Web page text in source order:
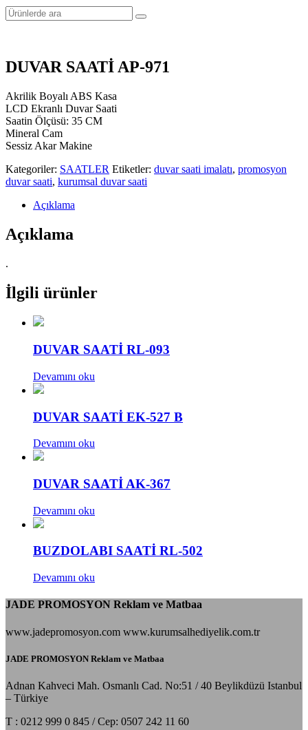
DUVAR SAATİ AP-971
Akrilik Boyalı ABS Kasa
LCD Ekranlı Duvar Saati
Saatin Ölçüsü: 35 CM
Mineral Cam
Sessiz Akar Makine
Kategoriler: SAATLER Etiketler: duvar saati imalatı, promosyon
duvar saati, kurumsal duvar saati
Açıklama
Açıklama
.
İlgili ürünler
DUVAR SAATİ RL-093
Devamını oku
DUVAR SAATİ EK-527 B
Devamını oku
DUVAR SAATİ AK-367
Devamını oku
BUZDOLABI SAATİ RL-502
Devamını oku
JADE PROMOSYON Reklam ve Matbaa
www.jadepromosyon.com www.kurumsalhediyelik.com.tr
JADE PROMOSYON Reklam ve Matbaa
Adnan Kahveci Mah. Osmanlı Cad. No:51 / 40 Beylikdüzü Istanbul
– Türkiye
T : 0212 999 0 845 / Cep: 0507 242 11 60